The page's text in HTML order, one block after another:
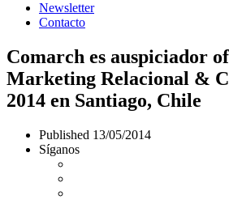
Newsletter
Contacto
Comarch es auspiciador
Marketing Relacional &
2014 en Santiago, Chile
Published 13/05/2014
Síganos